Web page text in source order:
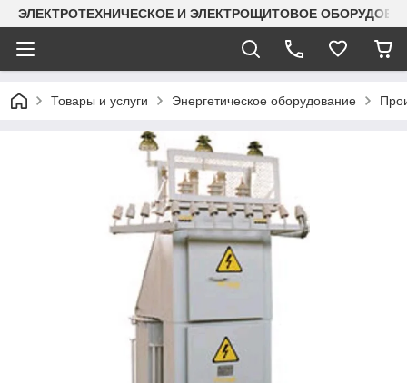
ЭЛЕКТРОТЕХНИЧЕСКОЕ И ЭЛЕКТРОЩИТОВОЕ
Товары и услуги Энергетическое оборудование